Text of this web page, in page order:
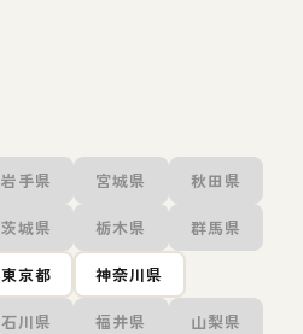
岩手県 宮城県 秋田県
茨城県 栃木県 群馬県
東京都 神奈川県
石川県 福井県 山梨県